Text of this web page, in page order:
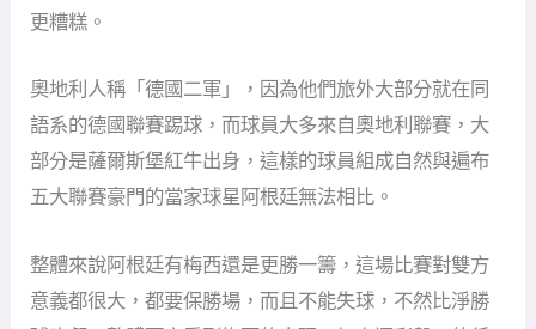
更糟糕。
奧地利人稱「德國二軍」，因為他們旅外大部分就在同
語系的德國聯賽踢球，而球員大多來自奧地利聯賽，大
部分是薩爾斯堡紅牛出身，這樣的球員組成自然與遍布
五大聯賽豪門的當家球星阿根廷無法相比。
整體來說阿根廷有梅西還是更勝一籌，這場比賽對雙方
意義都很大，都要保勝場，而且不能失球，不然比淨勝